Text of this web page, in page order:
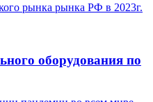
рынка рынка РФ в 2023г.
оборудования по